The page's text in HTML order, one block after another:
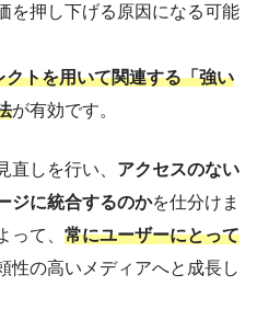
を押し下げる原因になる可能
クトを用いて関連する「強い
が有効です。
直しを行い、 アクセスのない
ジに統合するのかを仕分けま
って、 常にユーザーにとって
性の高いメディアへと成長し